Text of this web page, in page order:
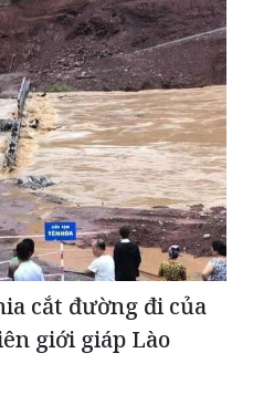
cắt đường đi của
giới giáp Lào